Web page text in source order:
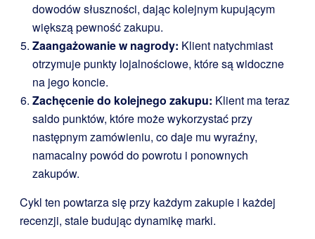
dowodów słuszności, dając kolejnym kupującym
większą pewność zakupu.
Zaangażowanie w nagrody: Klient natychmiast
otrzymuje punkty lojalnościowe, które są widoczne
na jego koncie.
Zachęcenie do kolejnego zakupu: Klient ma teraz
saldo punktów, które może wykorzystać przy
następnym zamówieniu, co daje mu wyraźny,
namacalny powód do powrotu i ponownych
zakupów.
Cykl ten powtarza się przy każdym zakupie i każdej
recenzji, stale budując dynamikę marki.